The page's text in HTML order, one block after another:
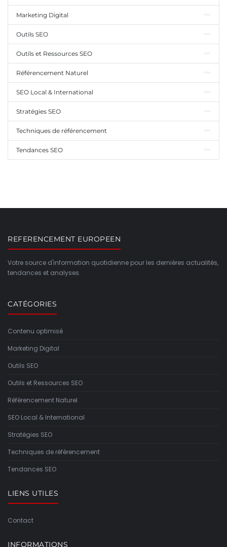
Marketing Digital
Outils SEO
Outils et Ressources SEO
Référencement Naturel
SEO Local & International
Stratégies SEO
Techniques de référencement
Tendances SEO
REFERENCEMENT EUROPEEN
Votre source d'information quotidienne pour les dernières actualités,
tendances et analyses.
CATÉGORIES
Contenu optimisé
Marketing Digital
Outils SEO
Outils et Ressources SEO
Référencement Naturel
SEO Local & International
Stratégies SEO
Techniques de référencement
Tendances SEO
LIENS UTILES
Contact
INFORMATIONS